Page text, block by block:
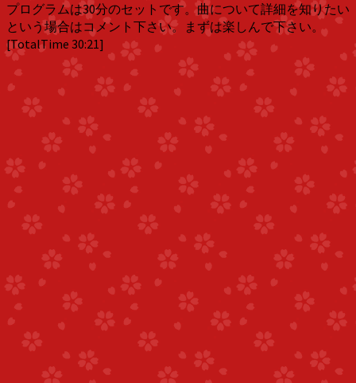
プログラムは30分のセットです。曲について詳細を知りたい
という場合はコメント下さい。まずは楽しんで下さい。
[TotalTime 30:21]